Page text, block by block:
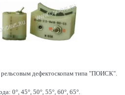
рельсовым дефектоскопам типа "ПОИСК".
0°, 45°, 50°, 55°, 60°, 65°.